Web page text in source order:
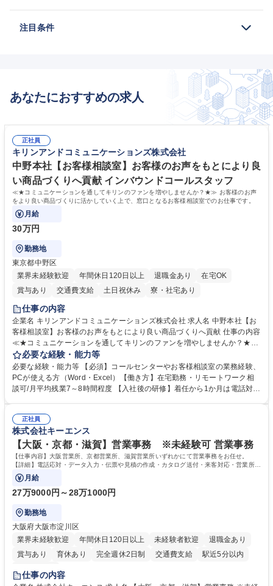
注目条件
あなたにおすすめの求人
正社員
キリンアンドコミュニケーションズ株式会社
中野本社【お客様相談室】お客様のお声をもとにより良
い商品づくりへ貢献 インバウンドコールスタッフ
≪★コミュニケーションを通してキリンのファンを増やしませんか？★≫ お客様のお声
をより良い商品づくりに活かしていく上で、窓口となるお客様相談室でのお仕事です。
月給
30万円
勤務地
東京都中野区
業界未経験歓迎
年間休日120日以上 退職金あり
在宅OK
賞与あり
交通費支給 土日祝休み 寮・社宅あり
仕事の内容
企業名 キリンアンドコミュニケーションズ株式会社 求人名 中野本社【お
客様相談室】お客様のお声をもとにより良い商品づくりへ貢献 仕事の内容
≪★コミュニケーションを通してキリンのファンを増やしませんか？★≫
お客様のお声をより良い商品づくりに活かしていく上で、窓口となるお客
様相談室でのお仕事です。 日々お客様からいただくキリングループへのご
意見を、企業活動に活かしています。お客様からの声に迅速かつ誠意をも
って対応、情報提供するとともにグループ内活動に反映しています。 【具
平均100件前後■メール・手紙：同上40件前後 募集職種 中野本社【お客様
相談室】お客様のお声をもとにより良い商品づくりへ貢献
必要な経験・能力等
必要な経験・能力等 【必須】コールセンターやお客様相談室の業務経験、
PCが使える方（Word・Excel）【働き方】在宅勤務・リモートワーク相
談可/月平均残業7～8時間程度 【入社後の研修】着任から1か月は電話対応
すのでご安心ください。 【当社について】キリングループの広報機能を担
う会社として、お客様との出会いを大切にし、磨き上げたホスピタリティ
を込めてコミュニケーションをとりながら広報関連業務を行っておりま
す。 学歴・資格 学歴：大学院 大学 高専 短大 専修学校 高校 語学力： 資
格：
正社員
株式会社キーエンス
【大阪・京都・滋賀】営業事務 ※未経験可 営業事務
【仕事内容】大阪営業所、京都営業所、滋賀営業所いずれかにて営業事務をお任せ。
【詳細】電話応対・データ入力・伝票や見積の作成・カタログ送付・来客対応・営業所内
で発生する事務業務や業務改善をお任せ。
月給
27万9000円～28万1000円
勤務地
大阪府大阪市淀川区
業界未経験歓迎
年間休日120日以上 未経験者歓迎
退職金あり
賞与あり
育休あり 完全週休2日制 交通費支給
駅近5分以内
土日祝休み
仕事の内容